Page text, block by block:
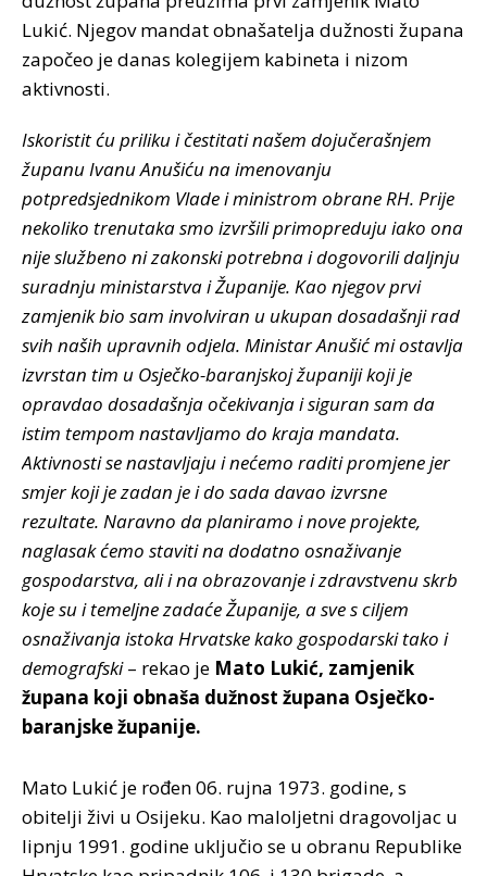
Lukić. Njegov mandat obnašatelja dužnosti župana
započeo je danas kolegijem kabineta i nizom
aktivnosti.
Iskoristit ću priliku i čestitati našem dojučerašnjem
županu Ivanu Anušiću na imenovanju
potpredsjednikom Vlade i ministrom obrane RH. Prije
nekoliko trenutaka smo izvršili primopreduju iako ona
nije službeno ni zakonski potrebna i dogovorili daljnju
suradnju ministarstva i Županije. Kao njegov prvi
zamjenik bio sam involviran u ukupan dosadašnji rad
svih naših upravnih odjela. Ministar Anušić mi ostavlja
izvrstan tim u Osječko-baranjskoj županiji koji je
opravdao dosadašnja očekivanja i siguran sam da
istim tempom nastavljamo do kraja mandata.
Aktivnosti se nastavljaju i nećemo raditi promjene jer
smjer koji je zadan je i do sada davao izvrsne
rezultate. Naravno da planiramo i nove projekte,
naglasak ćemo staviti na dodatno osnaživanje
gospodarstva, ali i na obrazovanje i zdravstvenu skrb
koje su i temeljne zadaće Županije, a sve s ciljem
osnaživanja istoka Hrvatske kako gospodarski tako i
demografski– rekao je Mato Lukić, zamjenik
župana koji obnaša dužnost župana Osječko-
baranjske županije.
Mato Lukić je rođen 06. rujna 1973. godine, s
obitelji živi u Osijeku. Kao maloljetni dragovoljac u
lipnju 1991. godine uključio se u obranu Republike